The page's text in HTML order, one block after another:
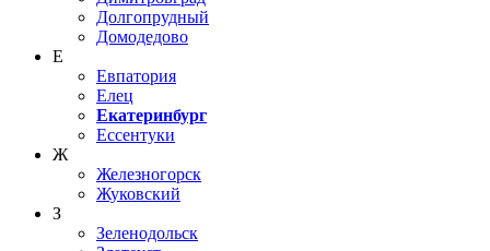
Долгопрудный
Домодедово
Е
Евпатория
Елец
Екатеринбург
Ессентуки
Ж
Железногорск
Жуковский
З
Зеленодольск